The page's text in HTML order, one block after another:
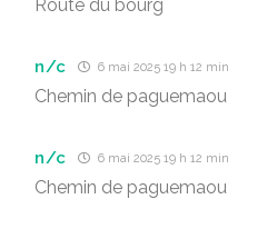
Route du bourg
n/c 6 mai 2025 19 h 12 min
Chemin de paguemaou
n/c 6 mai 2025 19 h 12 min
Chemin de paguemaou